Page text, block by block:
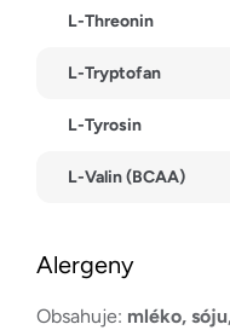
L-Threonin
L-Tryptofan
L-Tyrosin
L-Valin (BCAA)
Alergeny
Obsahuje: mléko,